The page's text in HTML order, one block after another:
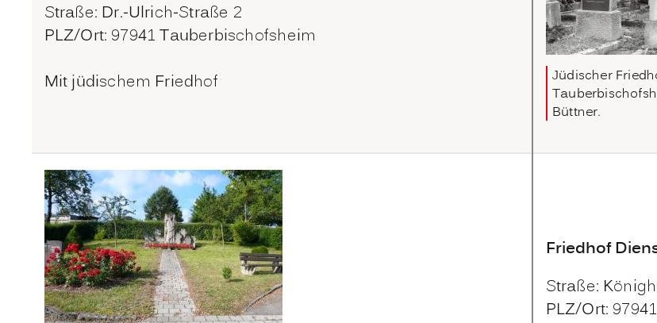
Straße: Dr.-Ulrich-Straße 2
PLZ/Ort: 97941 Tauberbischofsheim
Mit jüdischem Friedhof
Jüdischer
Büttner.
Friedhof
Straße:
PLZ/Ort: